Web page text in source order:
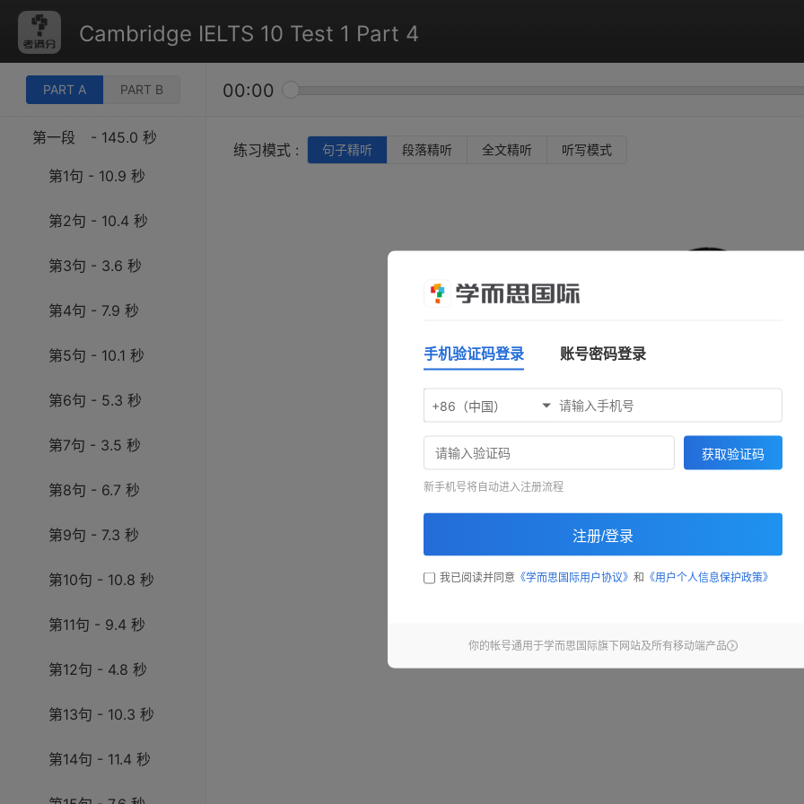
Cambridge IELTS 10 Test 1 Part 4
PART A PART B 00:00
第一段 - 145.0 秒
第1句 - 10.9 秒
第2句 - 10.4 秒
第3句 - 3.6 秒
第4句 - 7.9 秒
第5句 - 10.1 秒
第6句 - 5.3 秒
第7句 - 3.5 秒
第8句 - 6.7 秒
第9句 - 7.3 秒
第10句 - 10.8 秒
第11句 - 9.4 秒
第12句 - 4.8 秒
第13句 - 10.3 秒
第14句 - 11.4 秒
练习模式 : 句子精听 段落精听 全文精听 听写模式
71033同学完
手机验证码登录 账号密码登录
+86（中国）
获取验证码
新手机号将自动进入注册流程
注册/登录
我已阅读并同意 《学而思国际用户协议》 和 《用户个人信息保护政策》
你的帐号通用于学而思国际旗下网站及所有移动端产品